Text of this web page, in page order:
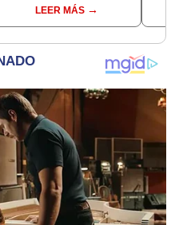
“Allá va a ser
complicado”
LEER MÁS